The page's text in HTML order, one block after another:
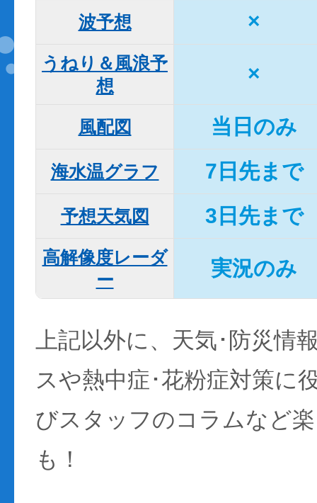
波予想 ×
うねり＆風浪予
想
×
風配図 当日のみ
海水温グラフ 7日先まで
予想天気図 3日先まで
高解像度レーダ
ー
実況のみ
上記以外に、天気･防災情
スや熱中症･花粉症対策に
びスタッフのコラムなど
も！